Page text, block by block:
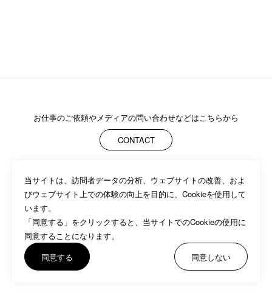
お仕事のご依頼やメディアの問い合わせなどはこちらから
CONTACT
ABOUT MEMBERS WORK NEWS/EVENTS
CONTACT
PRIVACY POLICY
送信
当サイトは、訪問者データの分析、ウェブサイトの改善、およ
びウェブサイト上での体験の向上を目的に、Cookieを使用して
います。
「同意する」をクリックすると、当サイトでのCookieの使用に
同意することになります。
同意する
同意しない